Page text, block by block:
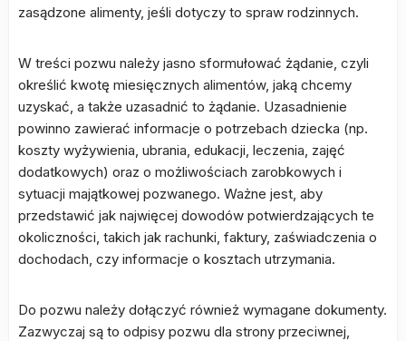
zasądzone alimenty, jeśli dotyczy to spraw rodzinnych.
W treści pozwu należy jasno sformułować żądanie, czyli
określić kwotę miesięcznych alimentów, jaką chcemy
uzyskać, a także uzasadnić to żądanie. Uzasadnienie
powinno zawierać informacje o potrzebach dziecka (np.
koszty wyżywienia, ubrania, edukacji, leczenia, zajęć
dodatkowych) oraz o możliwościach zarobkowych i
sytuacji majątkowej pozwanego. Ważne jest, aby
przedstawić jak najwięcej dowodów potwierdzających te
okoliczności, takich jak rachunki, faktury, zaświadczenia o
dochodach, czy informacje o kosztach utrzymania.
Do pozwu należy dołączyć również wymagane dokumenty.
Zazwyczaj są to odpisy pozwu dla strony przeciwnej,